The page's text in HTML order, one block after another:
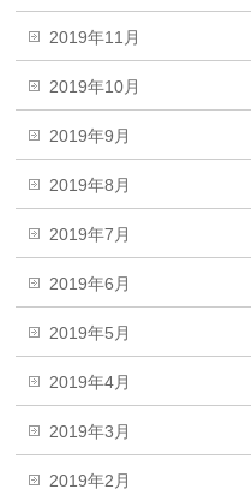
2019年11月
2019年10月
2019年9月
2019年8月
2019年7月
2019年6月
2019年5月
2019年4月
2019年3月
2019年2月